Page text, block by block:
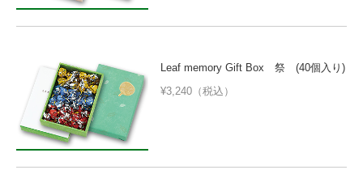
Leaf memory Gift Box 祭 (40個入り)
¥3,240（税込）